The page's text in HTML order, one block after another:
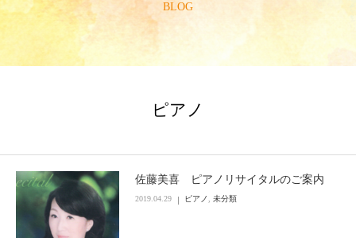
BLOG
ピアノ
佐藤美喜 ピアノリサイタルのご案内
2019.04.29 ピアノ 未分類
クリニックの紹介
ブログ一覧ページ
料金一覧 new